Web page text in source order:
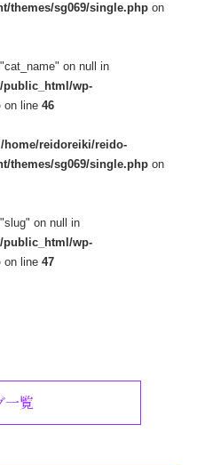
themes/sg069/single.php on
on null in
wp-
on line46
/home/reidoreiki/reido-
themes/sg069/single.php on
on null in
wp-
on line47
一覧